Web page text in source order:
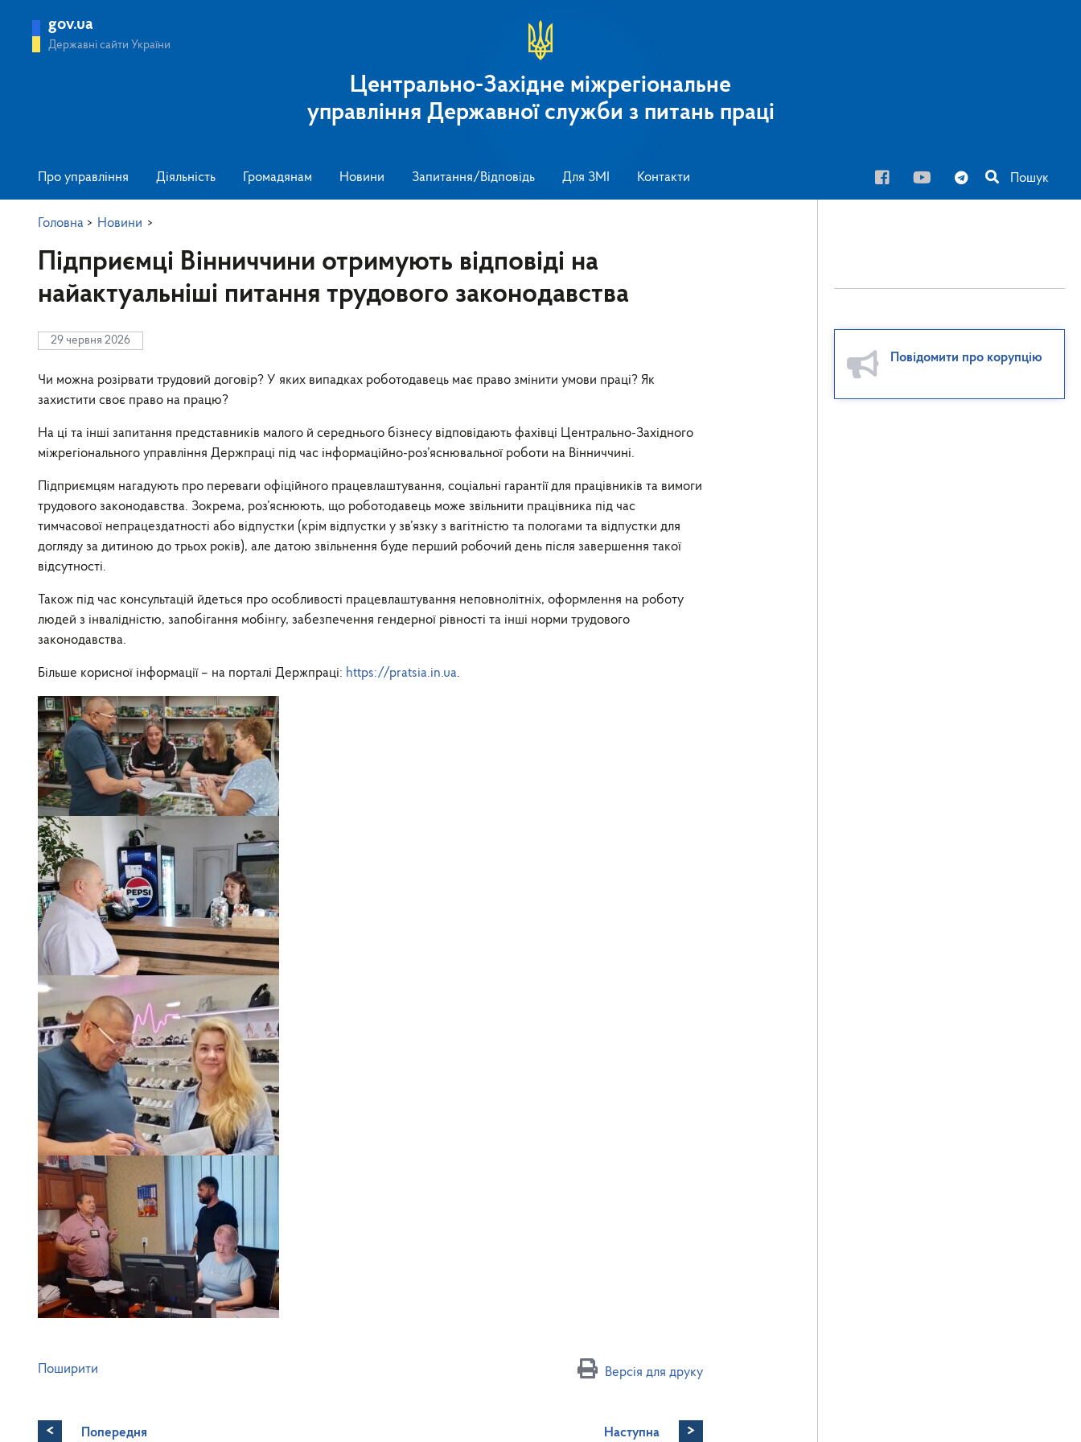
gov.ua
Державні сайти України
Центрально-Західне міжрегіональне
управління Державної служби з питань праці
Про управління Діяльність Громадянам Новини Запитання/Відповідь Для ЗМІ Контакти Пошук
Головна > Новини >
Підприємці Вінниччини отримують відповіді на
найактуальніші питання трудового законодавства
29 червня 2026
Чи можна розірвати трудовий договір? У яких випадках роботодавець має право змінити умови праці? Як
захистити своє право на працю?
На ці та інші запитання представників малого й середнього бізнесу відповідають фахівці Центрально-Західного
міжрегіонального управління Держпраці під час інформаційно-роз’яснювальної роботи на Вінниччині.
Підприємцям нагадують про переваги офіційного працевлаштування, соціальні гарантії для працівників та вимоги
трудового законодавства. Зокрема, роз’яснюють, що роботодавець може звільнити працівника під час
тимчасової непрацездатності або відпустки (крім відпустки у зв’язку з вагітністю та пологами та відпустки для
догляду за дитиною до трьох років), але датою звільнення буде перший робочий день після завершення такої
відсутності.
Також під час консультацій йдеться про особливості працевлаштування неповнолітніх, оформлення на роботу
людей з інвалідністю, запобігання мобінгу, забезпечення гендерної рівності та інші норми трудового
законодавства.
Більше корисної інформації – на порталі Держпраці: https://pratsia.in.ua.
Поширити Версія для друку
< Попередня Наступна >
Повідомити про корупцію